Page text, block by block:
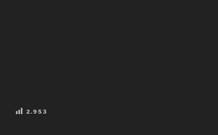
2.953